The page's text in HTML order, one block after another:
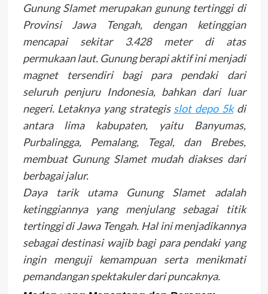
Gunung Slamet merupakan gunung tertinggi di
Provinsi Jawa Tengah, dengan ketinggian
mencapai sekitar 3.428 meter di atas
permukaan laut. Gunung berapi aktif ini menjadi
magnet tersendiri bagi para pendaki dari
seluruh penjuru Indonesia, bahkan dari luar
negeri. Letaknya yang strategis slot depo 5kdi
antara lima kabupaten, yaitu Banyumas,
Purbalingga, Pemalang, Tegal, dan Brebes,
membuat Gunung Slamet mudah diakses dari
berbagai jalur.
Daya tarik utama Gunung Slamet adalah
ketinggiannya yang menjulang sebagai titik
tertinggi di Jawa Tengah. Hal ini menjadikannya
sebagai destinasi wajib bagi para pendaki yang
ingin menguji kemampuan serta menikmati
pemandangan spektakuler dari puncaknya.